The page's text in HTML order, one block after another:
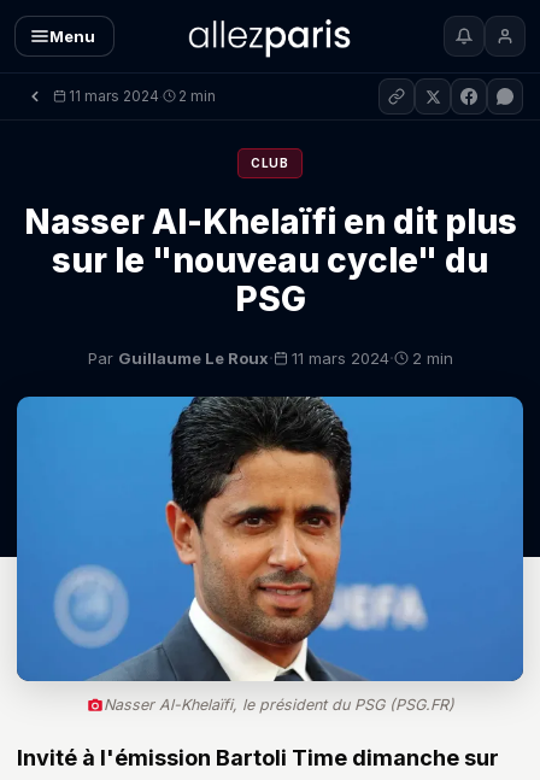
Menu
11 mars 2024· 2 min
CLUB
Nasser Al-Khelaïfi en dit plus
sur le "nouveau cycle" du
PSG
Par Guillaume Le Roux· 11 mars 2024· 2 min
Nasser Al-Khelaïfi, le président du PSG (PSG.FR)
Invité à l'émission Bartoli Time dimanche sur